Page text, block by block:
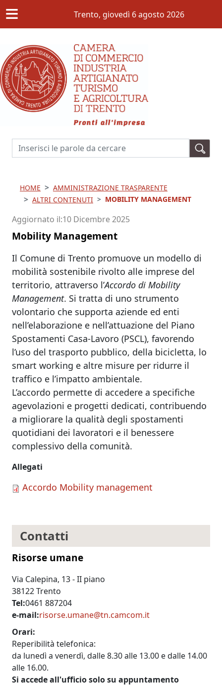
≡ Trento, giovedì 6 agosto 2026
Cerca
HOME
AMMINISTRAZIONE TRASPARENTE
ALTRI CONTENUTI
MOBILITY MANAGEMENT
Aggiornato il 10 Dicembre 2025
Mobility Management
Il Comune di Trento promuove un modello di
mobilità sostenibile rivolto alle imprese del
territorio, attraverso l’Accordo di Mobility
Management. Si tratta di uno strumento
volontario che supporta aziende ed enti
nell’elaborazione e nell’attuazione del Piano
Spostamenti Casa-Lavoro (PSCL), favorendo
l’uso del trasporto pubblico, della bicicletta, lo
smart working e altre misure per ridurre il
traffico e l’impatto ambientale.
L’accordo permette di accedere a specifiche
agevolazioni e progetti dedicati, contribuendo
a migliorare la qualità degli spostamenti
quotidiani dei lavoratori e il benessere
complessivo della comunità.
Allegati
Accordo Mobility management
Contatti
Risorse umane
Via Calepina, 13 - II piano
38122 Trento
Tel 0461 887204
e-mail risorse.umane@tn.camcom.it
Orari
Reperibilità telefonica:
da lunedì a venerdì, dalle 8.30 alle 13.00 e dalle 14.00
alle 16.00.
Si accede all'ufficio solo su appuntamento